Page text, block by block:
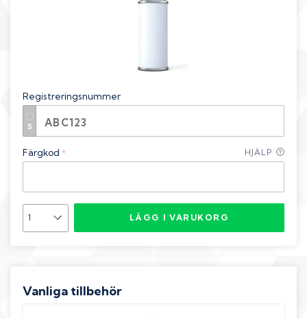
Registreringsnummer
Färgkod * HJÄLP
LÄGG I VARUKORG
Vanliga tillbehör